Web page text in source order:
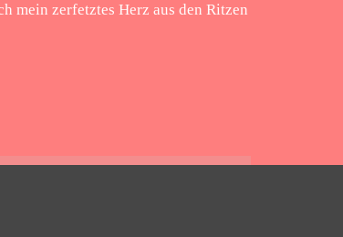
mein zerfetztes Herz aus den Ritzen